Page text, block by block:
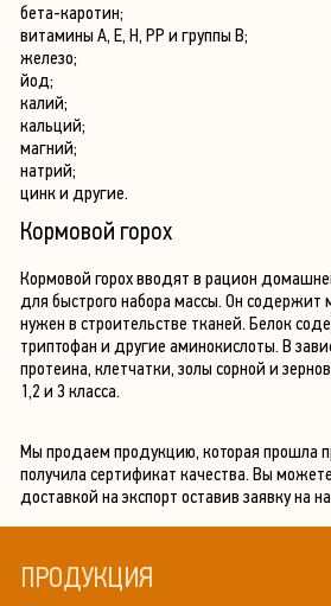
бета-каротин;
витамины А, Е, Н, РР и группы B;
железо;
йод;
калий;
кальций;
магний;
натрий;
цинк и другие.
Кормовой горох
Кормовой горох вводят в рацион
для быстрого набора массы. Он содержит
нужен в строительстве тканей. Белок
триптофан и другие аминокислоты. В
протеина, клетчатки, золы сорной и
1,2 и 3 класса.
Мы продаем продукцию, которая прошла
получила сертификат качества. Вы
доставкой на экспорт оставив заявку на
ПРОДУКЦИЯ